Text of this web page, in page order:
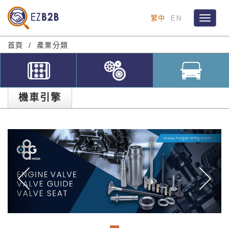
Toggle
繁中 EN
首頁 產業分類
機車引擎
Previous